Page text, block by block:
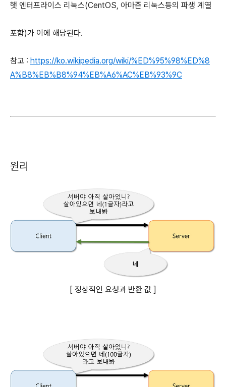
햇 엔터프라이스 리눅스(CentOS, 아마존 리눅스등의 파생 계열
포함)가 이에 해당된다.
참고 : https://ko.wikipedia.org/wiki/%ED%95%98%ED%8
A%B8%EB%B8%94%EB%A6%AC%EB%93%9C
원리
[ 정상적인 요청과 반환 값 ]